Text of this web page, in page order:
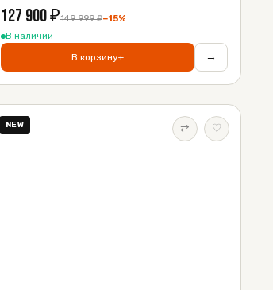
127 900₽149 999₽−15%
В наличии
В корзину+ →
NEW ⇄ ♡